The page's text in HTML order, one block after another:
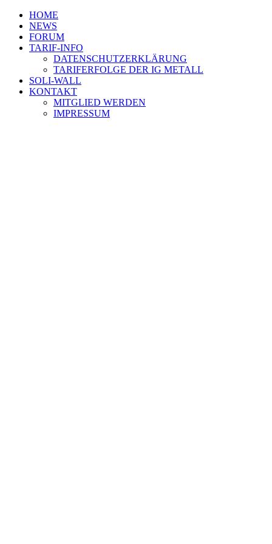
HOME
NEWS
FORUM
TARIF-INFO
DATENSCHUTZERKLÄRUNG
TARIFERFOLGE DER IG METALL
SOLI-WALL
KONTAKT
MITGLIED WERDEN
IMPRESSUM